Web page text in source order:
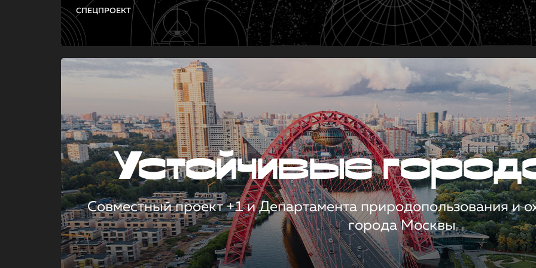
СПЕЦПРОЕКТ
Устойчивые
Совместный проект +1 и Департамента природопользования
города Москвы